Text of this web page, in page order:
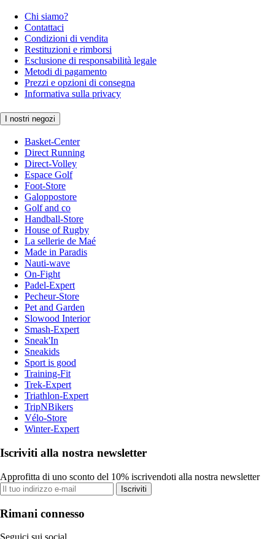
Chi siamo?
Contattaci
Condizioni di vendita
Restituzioni e rimborsi
Esclusione di responsabilità legale
Metodi di pagamento
Prezzi e opzioni di consegna
Informativa sulla privacy
I nostri negozi
Basket-Center
Direct Running
Direct-Volley
Espace Golf
Foot-Store
Galoppostore
Golf and co
Handball-Store
House of Rugby
La sellerie de Maé
Made in Paradis
Nauti-wave
On-Fight
Padel-Expert
Pecheur-Store
Pet and Garden
Slowood Interior
Smash-Expert
Sneak'In
Sneakids
Sport is good
Training-Fit
Trek-Expert
Triathlon-Expert
TripNBikers
Vélo-Store
Winter-Expert
Iscriviti alla nostra newsletter
Approfitta di uno sconto del 10% iscrivendoti alla nostra newsletter
Iscriviti
Rimani connesso